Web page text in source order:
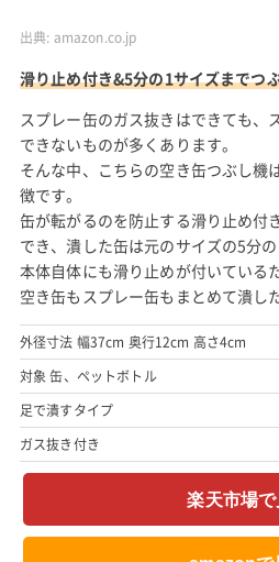
出典: amazon.co.jp
滑り止め付き&5分の1サイズまでつ
スプレー缶のガス抜きはできても、
できないものが多くあります。
そんな中、こちらの空き缶つぶし機
徴です。
缶が転がるのを防止する滑り止め付
でき、潰した缶は元のサイズの5分
本体自体にも滑り止めが付いている
空き缶もスプレー缶もまとめて潰し
外径寸法 幅37cm 奥行12cm 高さ4cm
対象 缶、ペットボトル
足で潰すタイプ
ガス抜き付き
楽天市場で